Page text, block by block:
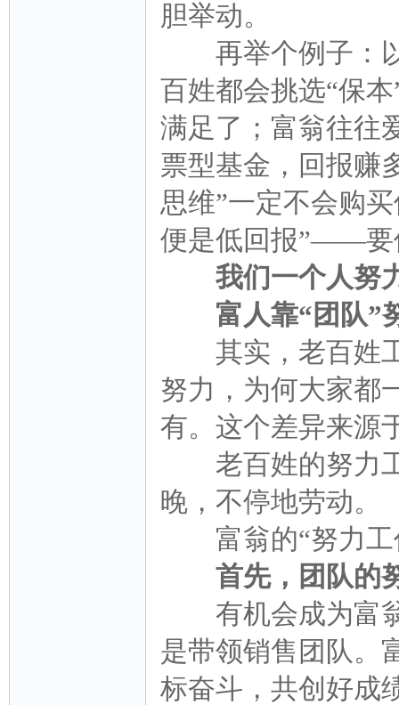
胆举动。
再举个例子：以
百姓都会挑选“保
满足了；富翁往往
票型基金，回报赚
思维”一定不会购
便是低回报”——要
我们一个人努
富人靠“团队”
其实，老百姓工
努力，为何大家都
有。这个差异来源
老百姓的努力工
晚，不停地劳动。
富翁的“努力工
首先，团队的
有机会成为富翁
是带领销售团队。
标奋斗，共创好成